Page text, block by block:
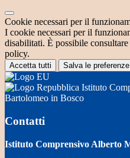
Cookie necessari per il
I cookie necessari per il
disabilitati. È possibile
policy.
Accetta tutti Salva le preferenze
Istituto
Bartolomeo in Bosco
Contatti
Istituto Comprensivo Alberto